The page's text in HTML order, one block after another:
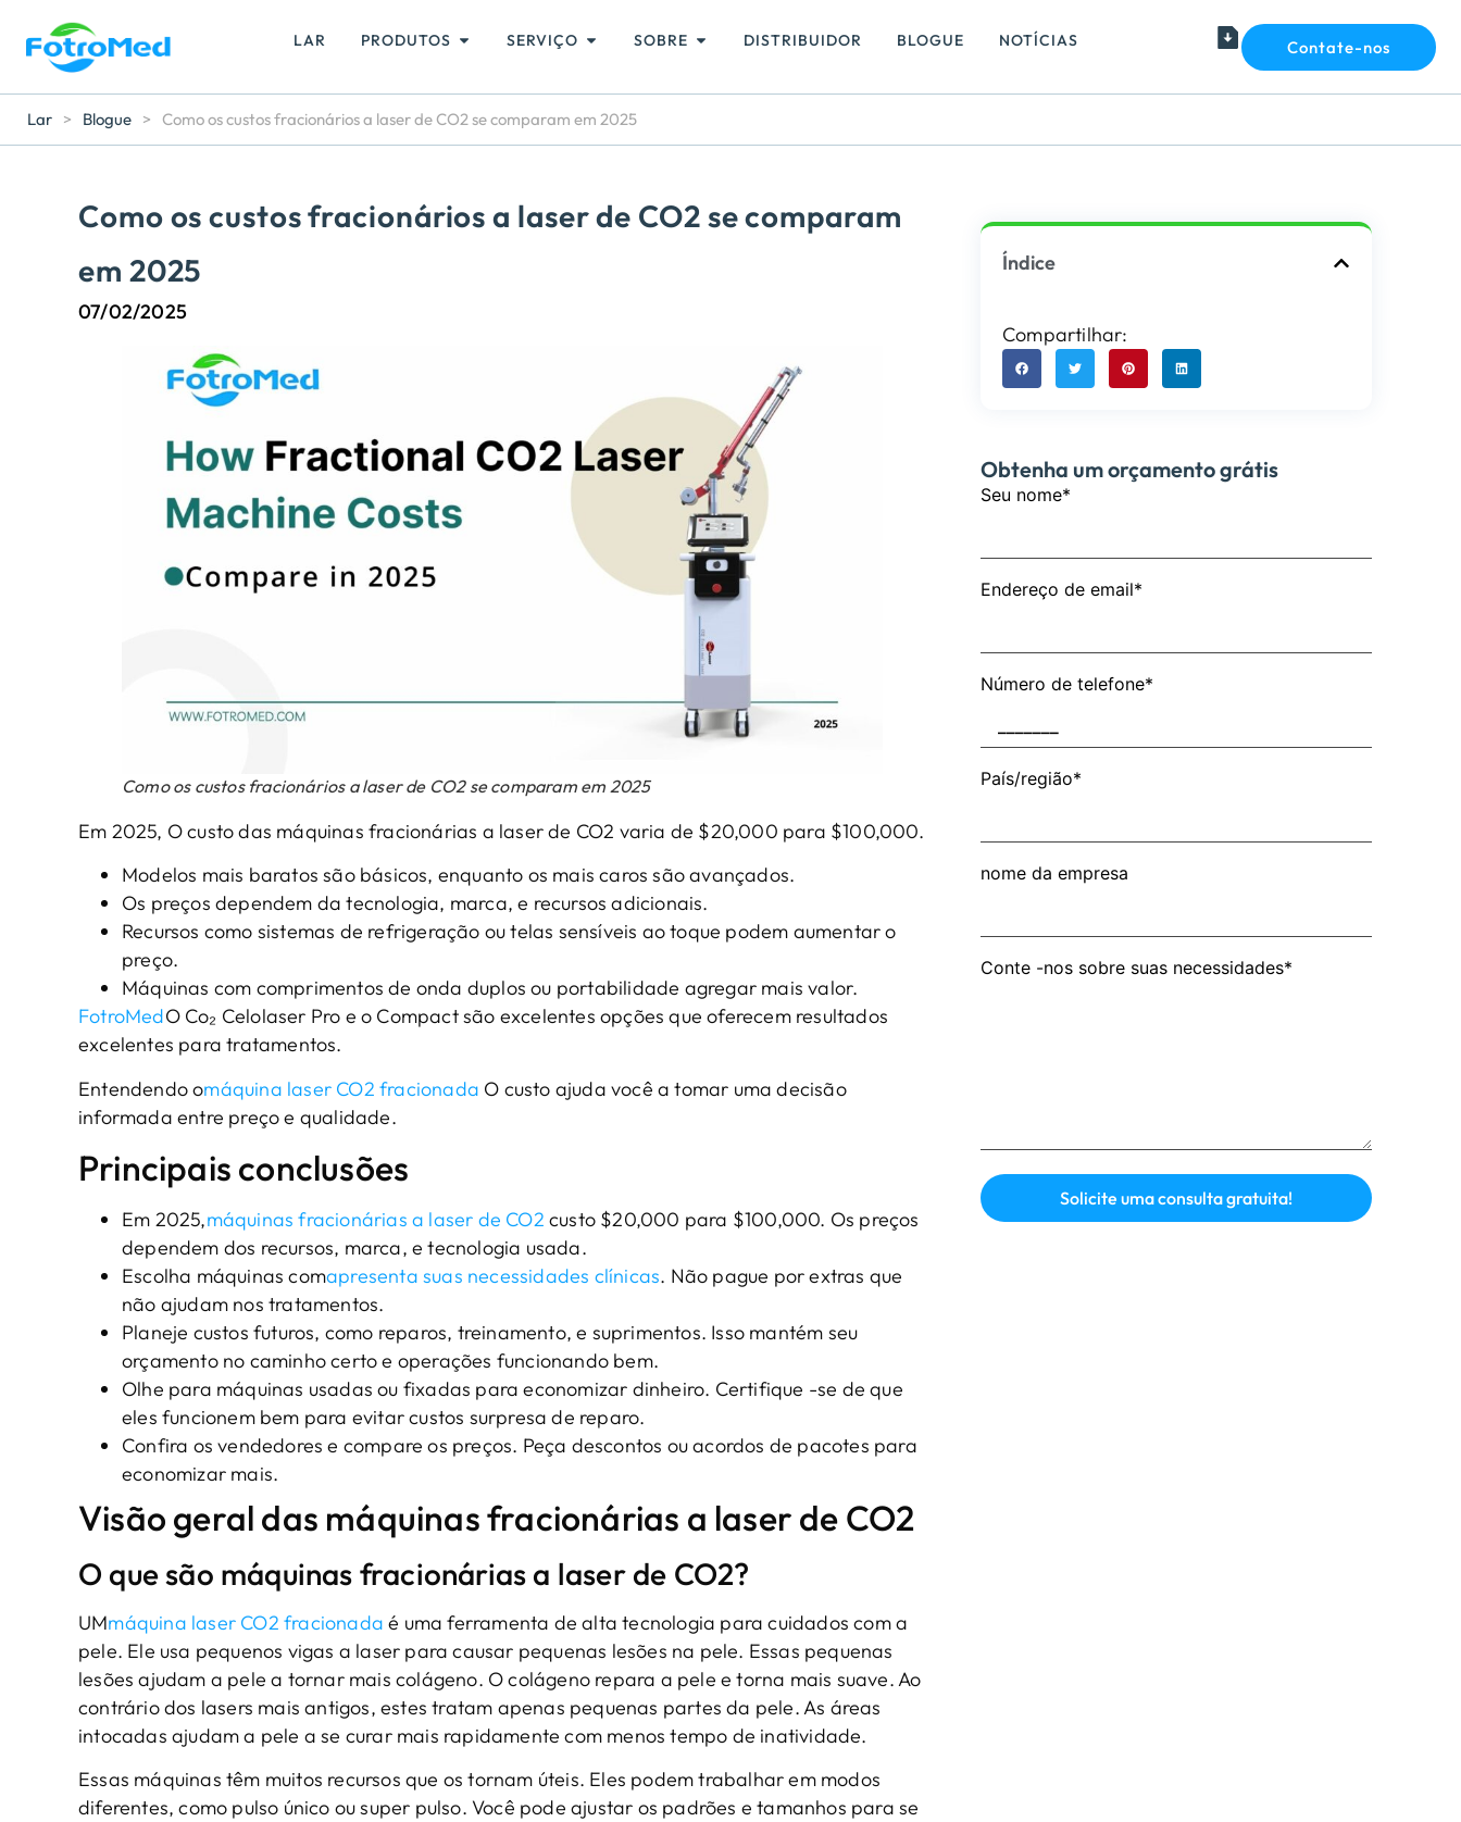
LAR PRODUTOS SERVIÇO SOBRE DISTRIBUIDOR BLOGUE NOTÍCIAS Contate-nos
Lar > Blogue > Como os custos fracionários a laser de CO2 se comparam em 2025
Como os custos fracionários a laser de CO2 se comparam
em 2025
07/02/2025
Como os custos fracionários a laser de CO2 se comparam em 2025
Em 2025, O custo das máquinas fracionárias a laser de CO2 varia de $20,000 para $100,000.
Modelos mais baratos são básicos, enquanto os mais caros são avançados.
Os preços dependem da tecnologia, marca, e recursos adicionais.
Recursos como sistemas de refrigeração ou telas sensíveis ao toque podem aumentar o
preço.
Máquinas com comprimentos de onda duplos ou portabilidade agregar mais valor.
FotroMedO Co₂ Celolaser Pro e o Compact são excelentes opções que oferecem resultados
excelentes para tratamentos.
Entendendo omáquina laser CO2 fracionada O custo ajuda você a tomar uma decisão
informada entre preço e qualidade.
Principais conclusões
Em 2025,máquinas fracionárias a laser de CO2 custo $20,000 para $100,000. Os preços
dependem dos recursos, marca, e tecnologia usada.
Escolha máquinas comapresenta suas necessidades clínicas. Não pague por extras que
não ajudam nos tratamentos.
Planeje custos futuros, como reparos, treinamento, e suprimentos. Isso mantém seu
orçamento no caminho certo e operações funcionando bem.
Olhe para máquinas usadas ou fixadas para economizar dinheiro. Certifique -se de que
eles funcionem bem para evitar custos surpresa de reparo.
Confira os vendedores e compare os preços. Peça descontos ou acordos de pacotes para
economizar mais.
Visão geral das máquinas fracionárias a laser de CO2
O que são máquinas fracionárias a laser de CO2?
UMmáquina laser CO2 fracionada é uma ferramenta de alta tecnologia para cuidados com a
pele. Ele usa pequenos vigas a laser para causar pequenas lesões na pele. Essas pequenas
lesões ajudam a pele a tornar mais colágeno. O colágeno repara a pele e torna mais suave. Ao
contrário dos lasers mais antigos, estes tratam apenas pequenas partes da pele. As áreas
intocadas ajudam a pele a se curar mais rapidamente com menos tempo de inatividade.
Essas máquinas têm muitos recursos que os tornam úteis. Eles podem trabalhar em modos
diferentes, como pulso único ou super pulso. Você pode ajustar os padrões e tamanhos para se
Índice
Compartilhar:
Obtenha um orçamento grátis
Seu nome*
Endereço de email*
Número de telefone*
País/região*
nome da empresa
Conte -nos sobre suas necessidades*